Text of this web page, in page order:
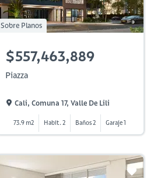
Sobre Planos
$557,463,889
Piazza
Cali, Comuna 17, Valle De Lili
73.9 m2 Habit. 2 Baños 2 Garaje 1